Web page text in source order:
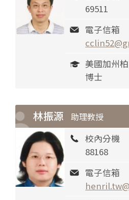
69511
電子信箱
美國加州
博士
林振源 助理教授
校內分機
88168
電子信箱